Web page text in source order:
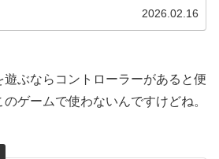
2026.02.16
遊ぶならコントローラーがあると便
ゲームで使わないんですけどね。